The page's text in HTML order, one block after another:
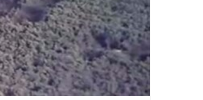
ي
ا